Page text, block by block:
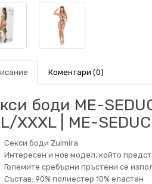
Коментари (0)
боди ME-
XXXL | ME-
Секси боди Zulmira
Интересен и нов модел, който
Големите сребърни пръстени се
Състав: 90% полиестер 10% еластан